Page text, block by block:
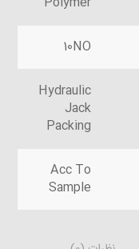
10NO
Hydraulic
Jack
Packing
Acc To
Sample